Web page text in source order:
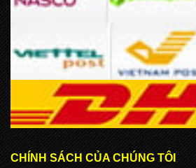
CHÍNH SÁCH CỦA CHÚNG TÔI